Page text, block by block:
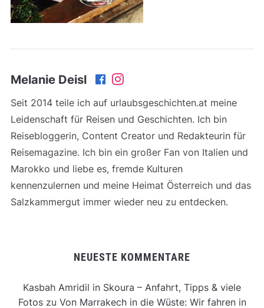
Melanie Deisl
Seit 2014 teile ich auf urlaubsgeschichten.at meine
Leidenschaft für Reisen und Geschichten. Ich bin
Reisebloggerin, Content Creator und Redakteurin für
Reisemagazine. Ich bin ein großer Fan von Italien und
Marokko und liebe es, fremde Kulturen
kennenzulernen und meine Heimat Österreich und das
Salzkammergut immer wieder neu zu entdecken.
NEUESTE KOMMENTARE
Kasbah Amridil in Skoura – Anfahrt, Tipps & viele
Fotoszu Von Marrakech in die Wüste: Wir fahren in